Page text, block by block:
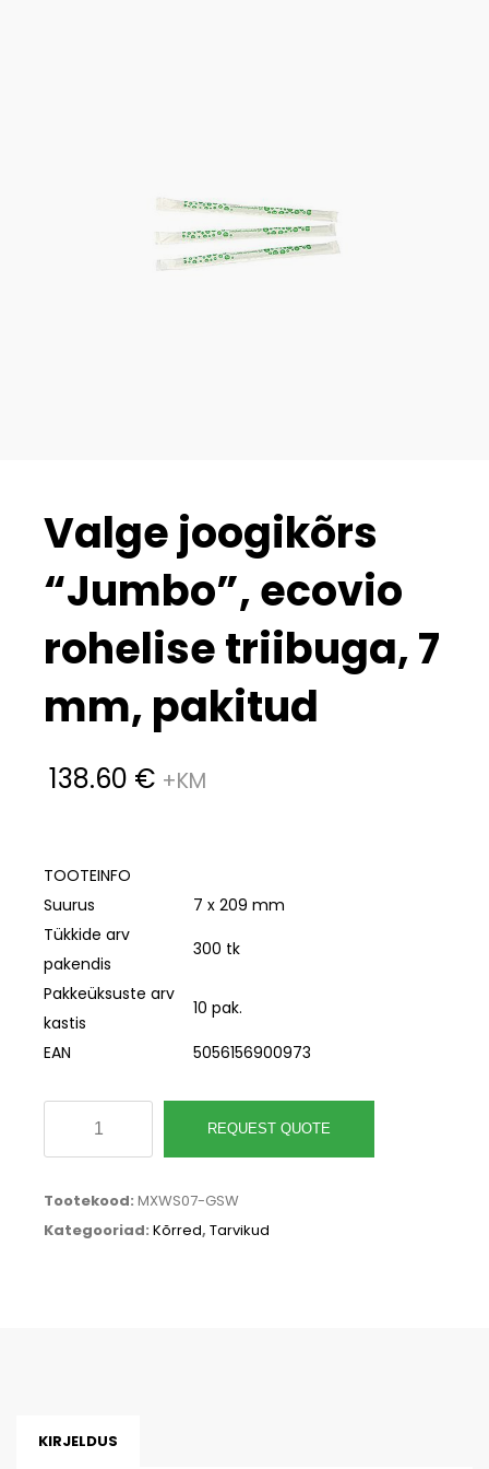
Valge joogikõrs
“Jumbo”, ecovio
rohelise triibuga, 7
mm, pakitud
138.60 €
TOOTEINFO
Suurus
7 x 209 mm
Tükkide arv
pakendis
300 tk
Pakkeüksuste arv
kastis
10 pak.
EAN 5056156900973
ecovio
rohelise
REQUEST QUOTE
Tootekood: MXWS07-GSW
Kategooriad: Kõrred, Tarvikud
KIRJELDUS